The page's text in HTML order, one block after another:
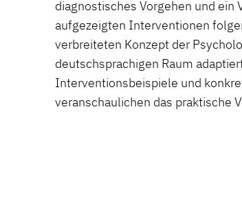
diagnostisches Vorgehen und
aufgezeigten Interventionen
verbreiteten Konzept der
deutschsprachigen Raum
Interventionsbeispiele und
veranschaulichen das praktische